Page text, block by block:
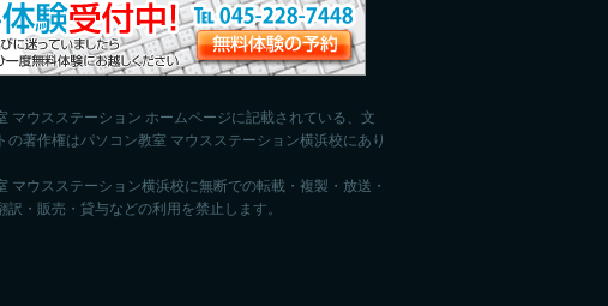
マウスステーション ホームページに記載されている、文
の著作権はパソコン教室 マウスステーション横浜校にあり
マウスステーション横浜校に無断での転載・複製・放送・
訳・販売・貸与などの利用を禁止します。